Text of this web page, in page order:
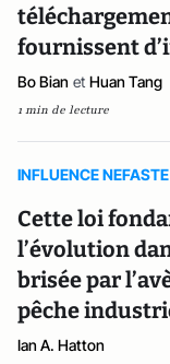
fournissent
Bo Bian et Huan Tang
1 min de lecture
INFLUENCE NEFASTE
Cette loi
l’évolution
brisée par
pêche
Ian A. Hatton